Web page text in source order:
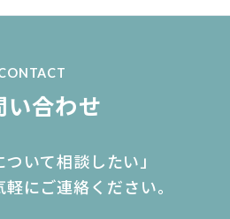
い合わせ
ついて相談したい」
にご連絡ください。